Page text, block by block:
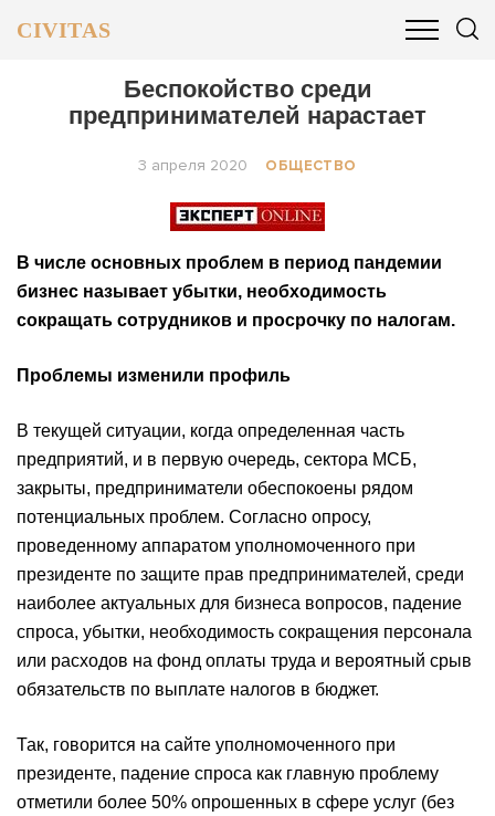
CIVITAS
ОБЩЕСТВО БИЗНЕС И ФИНАНСЫ
Беспокойство среди
предпринимателей нарастает
3 апреля 2020 ОБЩЕСТВО
В числе основных проблем в период пандемии
бизнес называет убытки, необходимость
сокращать сотрудников и просрочку по налогам.
Проблемы изменили профиль
В текущей ситуации, когда определенная часть
предприятий, и в первую очередь, сектора МСБ,
закрыты, предприниматели обеспокоены рядом
потенциальных проблем. Согласно опросу,
проведенному аппаратом уполномоченного при
президенте по защите прав предпринимателей, среди
наиболее актуальных для бизнеса вопросов, падение
спроса, убытки, необходимость сокращения персонала
или расходов на фонд оплаты труда и вероятный срыв
обязательств по выплате налогов в бюджет.
Так, говорится на сайте уполномоченного при
президенте, падение спроса как главную проблему
отметили более 50% опрошенных в сфере услуг (без